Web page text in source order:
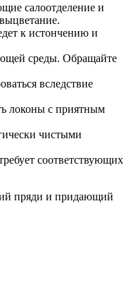
салоотделение и
к истончению и
среды. Обращайте
вследствие
локоны с приятным
чистыми
соответствующих
пряди и придающий